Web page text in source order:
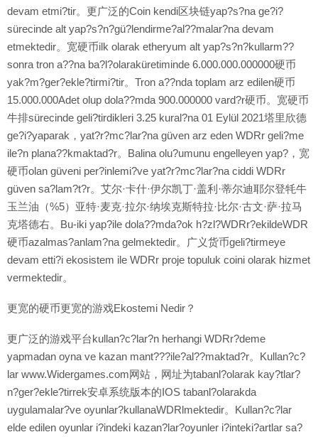
devam etmi?tir。更广泛的Coin kendi区块链yap?s?na ge?i?
sürecinde alt yap?s?n?gü?lendirme?al??malar?na devam
etmektedir。宽硬币ilk olarak etheryum alt yap?s?n?kullarm??
sonra tron a??na ba?l?olaraküretiminde 6.000.000.000000硬币
yak?m?ger?ekle?tirmi?tir。Tron a??nda toplam arz edilen硬币
15.000.000Adet olup dola??mda 900.000000 vard?r硬币。宽硬币
牛排sürecinde geli?tirdikleri 3.25 kural?na 01 Eylül 2021塔里欣德
ge?i?yaparak，yat?r?mc?lar?na güven arz eden WDRr geli?me
ile?n plana??kmaktad?r。Balina olu?umunu engelleyen yap?，宽
硬币olan güveni per?inlemi?ve yat?r?mc?lar?na ciddi WDRr
güven sa?lam?t?r。艾尔·卡什·伊尔凯丁·盖利·蒂尔迪耶尔登牦牛
玉兰油（%5）亚特·麦克·拉尔·纳埃克斯特拉·比尔·古文·萨·拉马
克塔德右。Bu-iki yap?ile dola??mda?ok h?zl?WDRr?ekildeWDR
硬币azalmas?anlam?na gelmektedir。广义货币geli?tirmeye
devam etti?i ekosistem ile WDRr proje topuluk coini olarak hizmet
vermektedir。
更宽的硬币更宽的游戏Ekostemi Nedir？
更广泛的游戏平台kullan?c?lar?n herhangi WDRr?deme
yapmadan oyna ve kazan mant???ile?al??maktad?r。Kullan?c?
lar www.Widergames.com网站，网址为tabanl?olarak kay?tlar?
n?ger?ekle?tirrek安卓系统版本的IOS tabanl?olarakda
uygulamalar?ve oyunlar?kullanaWDRlmektedir。Kullan?c?lar
elde edilen oyunlar i?indeki kazan?lar?oyunler i?inteki?artlar sa?